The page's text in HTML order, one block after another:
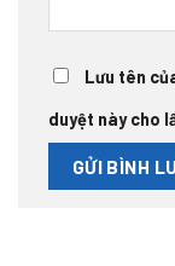
Lưu tên
duyệt này cho